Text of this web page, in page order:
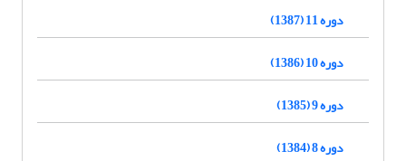
دوره 11 (1387)
دوره 10 (1386)
دوره 9 (1385)
دوره 8 (1384)